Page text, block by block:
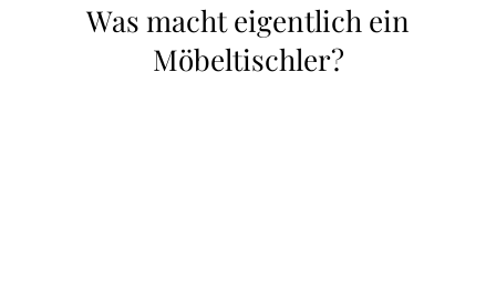
Was macht eigentlich ein
Möbeltischler?